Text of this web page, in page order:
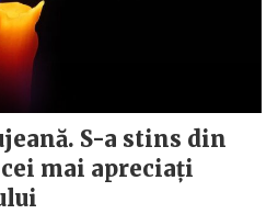
S-a stins din
mai apreciați